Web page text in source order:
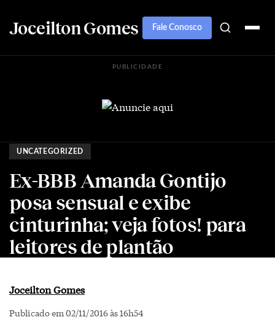
Joceilton Gomes Fale Conosco
PUBLICIDADE
UNCATEGORIZED
Ex-BBB Amanda Gontijo
posa sensual e exibe
cinturinha; veja fotos! para
leitores de plantão
Joceilton Gomes
Publicado em 02/11/2016 às 16h54